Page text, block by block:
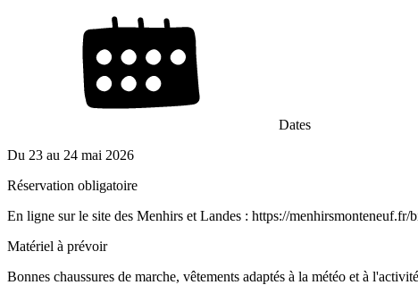
Dates
Du 23 au 24 mai 2026
Réservation obligatoire
En ligne sur le site des Menhirs et Landes : https://
Matériel à prévoir
Bonnes chaussures de marche, vêtements adaptés à la météo et à